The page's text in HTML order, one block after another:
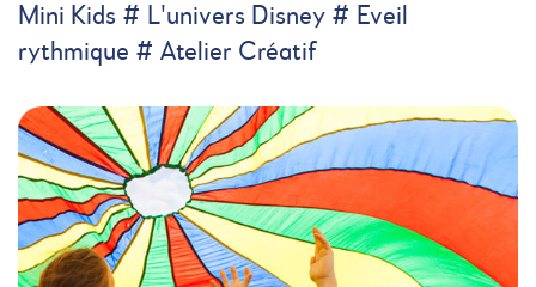
Mini Kids # L'univers Disney # Eveil
rythmique # Atelier Créatif